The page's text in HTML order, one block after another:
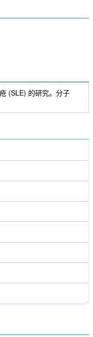
(SLE) 的研究。分子